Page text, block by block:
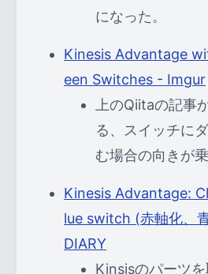
になった。
Kinesis Advantage
een Switches - Imgur
上のQiitaの記事
る、スイッチに
む場合の向きが
Kinesis Advantage:
lue switch (赤軸化、
DIARY
Kinsisのパーツ